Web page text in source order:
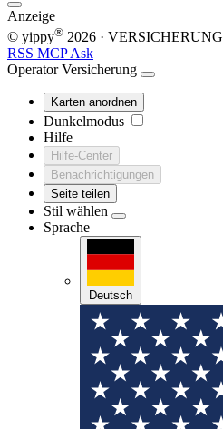
Anzeige
© yippy® 2026 · VERSICHERUNG
RSS MCPAsk
Operator Versicherung
Karten anordnen
Dunkelmodus
Hilfe
Hilfe-Center
Benachrichtigungen
Seite teilen
Stil wählen
Sprache
Deutsch